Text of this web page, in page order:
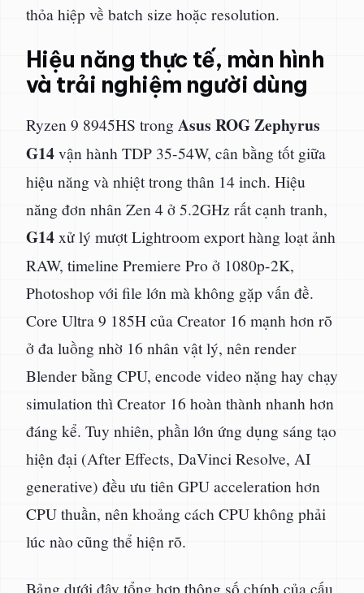
thỏa hiệp về batch size hoặc resolution.
Hiệu năng thực tế, màn hình
và trải nghiệm người dùng
Ryzen 9 8945HS trongAsus ROG Zephyrus
G14vận hành TDP 35-54W, cân bằng tốt giữa
hiệu năng và nhiệt trong thân 14 inch. Hiệu
năng đơn nhân Zen 4 ở 5.2GHz rất cạnh tranh,
G14xử lý mượt Lightroom export hàng loạt ảnh
RAW, timeline Premiere Pro ở 1080p-2K,
Photoshop với file lớn mà không gặp vấn đề.
Core Ultra 9 185H của Creator 16 mạnh hơn rõ
ở đa luồng nhờ 16 nhân vật lý, nên render
Blender bằng CPU, encode video nặng hay chạy
simulation thì Creator 16 hoàn thành nhanh hơn
đáng kể. Tuy nhiên, phần lớn ứng dụng sáng tạo
hiện đại (After Effects, DaVinci Resolve, AI
generative) đều ưu tiên GPU acceleration hơn
CPU thuần, nên khoảng cách CPU không phải
lúc nào cũng thể hiện rõ.
Bảng dưới đây tổng hợp thông số chính của cấu